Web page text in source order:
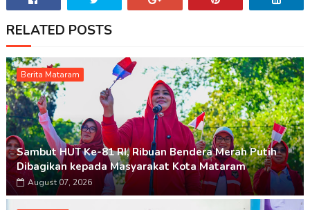
RELATED POSTS
Berita Mataram
Sambut HUT Ke-81 RI, Ribuan Bendera Merah Putih
Dibagikan kepada Masyarakat Kota Mataram
August 07, 2026